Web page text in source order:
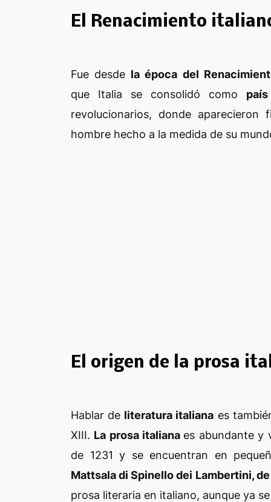
El Renacimiento
Fue desde la época del
que Italia se consolidó como
revolucionarios, donde
hombre hecho a la medida de su
El origen de la prosa
Hablar de literatura italiana es
XIII. La prosa italiana es abundante y
de 1231 y se encuentran en
Mattsala di Spinello dei Lambertini,
prosa literaria en italiano, aunque ya